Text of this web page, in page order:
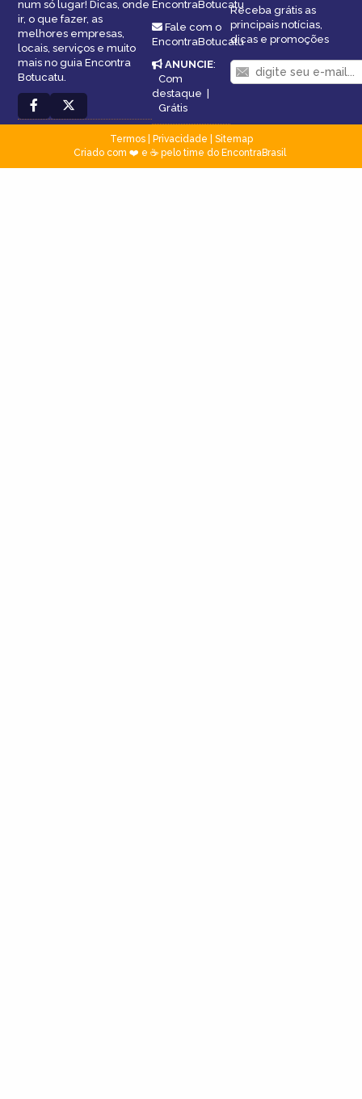
num só lugar! Dicas, onde
ir, o que fazer, as
melhores empresas,
locais, serviços e muito
mais no guia Encontra
Botucatu.
EncontraBotucatu
Fale com o
EncontraBotucatu
ANUNCIE:
Com
destaque |
Grátis
Receba grátis as
principais notícias,
dicas e promoções
Termos| Privacidade
Sitemap
Criado com ❤️ e ☕ pelo time do EncontraBrasil